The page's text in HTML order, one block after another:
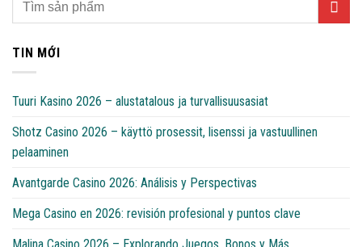
TIN MỚI
Tuuri Kasino 2026 – alustatalous ja turvallisuusasiat
Shotz Casino 2026 – käyttö prosessit, lisenssi ja vastuullinen
pelaaminen
Avantgarde Casino 2026: Análisis y Perspectivas
Mega Casino en 2026: revisión profesional y puntos clave